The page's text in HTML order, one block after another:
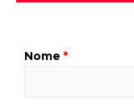
Nome *